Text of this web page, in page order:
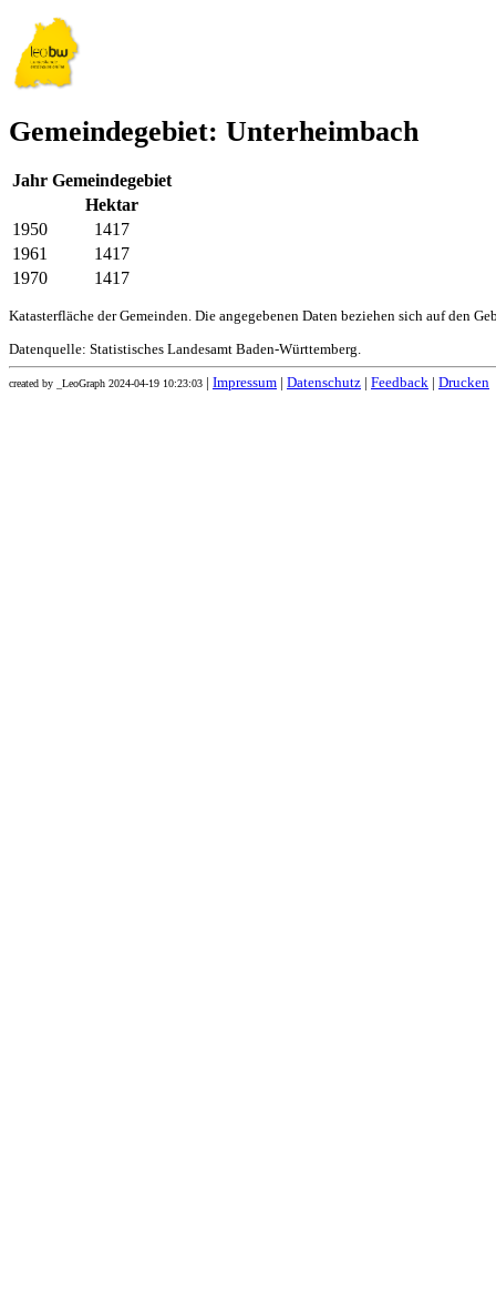
Gemeindegebiet: Unterheimbach
Jahr Gemeindegebiet
Hektar
1950
1417
1961
1417
1970
1417
Katasterfläche der Gemeinden. Die angegebenen Daten beziehen sich auf den
Datenquelle: Statistisches Landesamt Baden-Württemberg.
created by _LeoGraph 2024-04-19 10:23:03 Impressum Datenschutz Feedback Drucken